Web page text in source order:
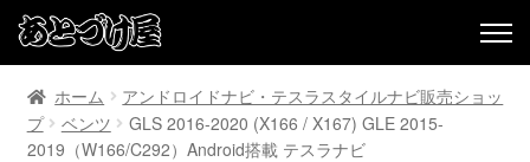
ホーム
アンドロイドナビ・テスラスタイルナビ販売ショッ
プ
ベンツ
GLS 2016-2020 (X166 / X167) GLE 2015-
2019（W166/C292）Android搭載 テスラナビ